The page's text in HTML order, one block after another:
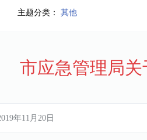
主题分类：
其他
市应急管理局
年11月20日